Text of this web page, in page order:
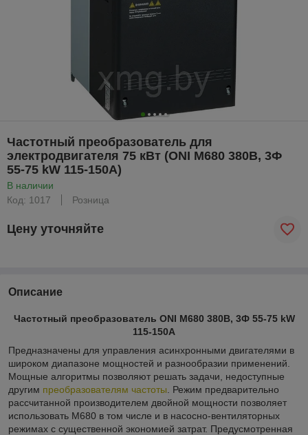
Частотный преобразователь для
электродвигателя 75 кВт (ONI M680 380В, 3Ф
55-75 kW 115-150A)
В наличии
Код: 1017
Розница
Цену уточняйте
Описание
Частотный преобразователь ONI M680 380В, 3Ф 55-75 kW
115-150A
Предназначены для управления асинхронными двигателями в
широком диапазоне мощностей и разнообразии применений.
Мощные алгоритмы позволяют решать задачи, недоступные
другим преобразователям частоты . Режим предварительно
рассчитанной производителем двойной мощности позволяет
использовать M680 в том числе и в насосно-вентиляторных
режимах с существенной экономией затрат. Предусмотренная